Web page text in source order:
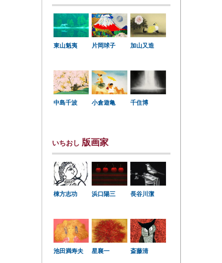
東山魁夷 片岡球子 加山又造
中島千波 小倉遊亀 千住博
いちおし 版画家
棟方志功 浜口陽三 長谷川潔
池田満寿夫 星襄一 斎藤清